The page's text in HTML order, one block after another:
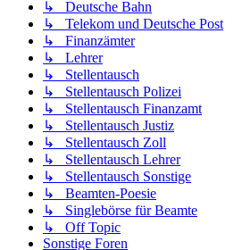
↳ Deutsche Bahn
↳ Telekom und Deutsche Post
↳ Finanzämter
↳ Lehrer
↳ Stellentausch
↳ Stellentausch Polizei
↳ Stellentausch Finanzamt
↳ Stellentausch Justiz
↳ Stellentausch Zoll
↳ Stellentausch Lehrer
↳ Stellentausch Sonstige
↳ Beamten-Poesie
↳ Singlebörse für Beamte
↳ Off Topic
Sonstige Foren